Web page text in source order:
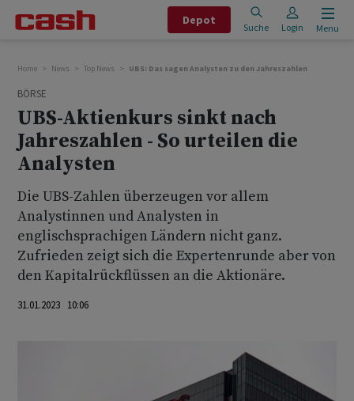
Depot
Suche Login Menu
Home News Top News UBS: Das sagen Analysten zu den Jahreszahlen
BÖRSE
UBS-Aktienkurs sinkt nach
Jahreszahlen - So urteilen die
Analysten
Die UBS-Zahlen überzeugen vor allem
Analystinnen und Analysten in
englischsprachigen Ländern nicht ganz.
Zufrieden zeigt sich die Expertenrunde aber von
den Kapitalrückflüssen an die Aktionäre.
31.01.2023 10:06